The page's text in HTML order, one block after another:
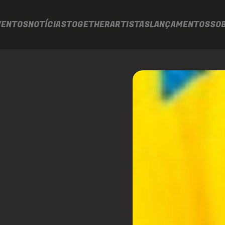
NOTÍCIASTOGETHERARTISTASLANÇAMENTOS